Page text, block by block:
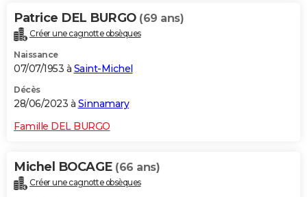
Patrice DEL BURGO (69 ans)
Créer une cagnotte obsèques
Naissance
07/07/1953 à Saint-Michel
Décès
28/06/2023 à Sinnamary
Famille DEL BURGO
Michel BOCAGE (66 ans)
Créer une cagnotte obsèques